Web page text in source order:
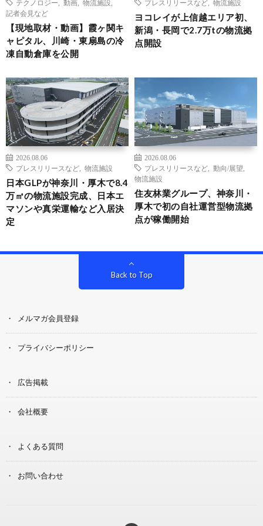
テクノロジー 動画 物流施設
記者会見など
【現地取材・動画】霞ヶ関キ
ャピタル、川崎・東扇島の冷
凍自動倉庫を公開
プレスリリースなど 物流施設
ヨコレイが上信越エリア初、
新潟・長岡で2.7万tの物流拠
点開設
2026.08.06
プレスリリースなど
物流施設
日本GLPが神奈川・厚木で8.4
万㎡の物流施設完成、日本エ
マソンや真栄運輸など入居決
定
2026.08.06
プレスリリースなど
動向/展望
物流施設
住友林業グループ、神奈川・
厚木で初の自社運営型物流拠
点が稼働開始
Back to Top
メルマガ会員登録
プライバシーポリシー
広告掲載
会社概要
よくある質問
お問い合わせ